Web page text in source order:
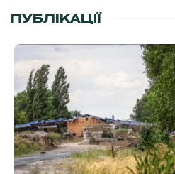
ПУБЛІКАЦІЇ